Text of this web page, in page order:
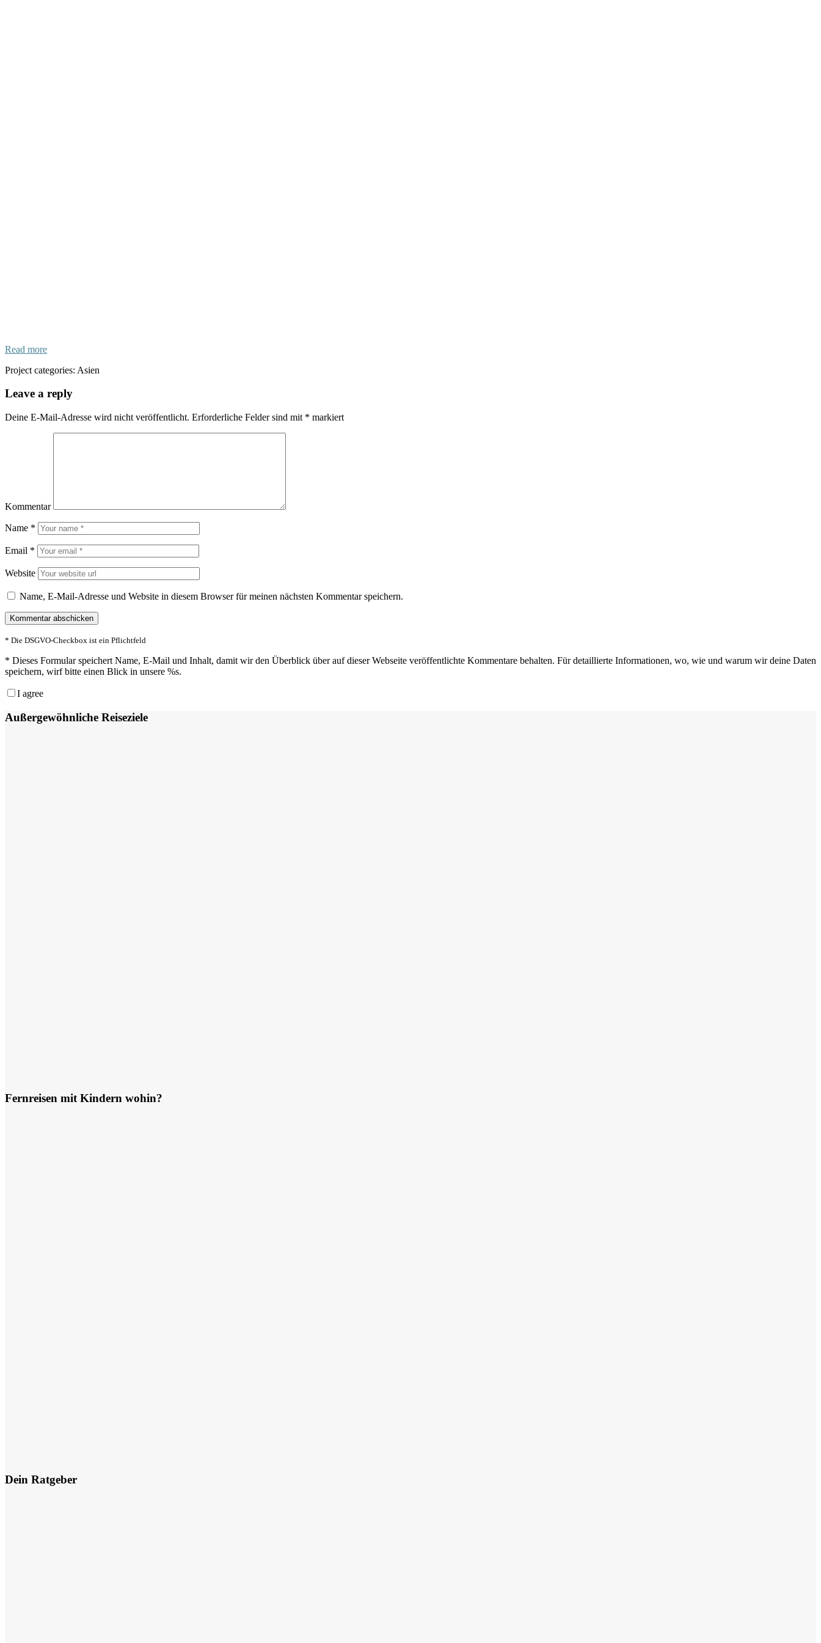
Read more
Project categories: Asien
Leave a reply
Deine E-Mail-Adresse wird nicht veröffentlicht. Erforderliche Felder sind mit * markiert
Kommentar
Name *
Email *
Website
Name, E-Mail-Adresse und Website in diesem Browser für meinen nächsten Kommentar speichern.
* Die DSGVO-Checkbox ist ein Pflichtfeld
* Dieses Formular speichert Name, E-Mail und Inhalt, damit wir den Überblick über auf dieser Webseite veröffentlichte Kommentare behalten. Für detaillierte Informationen, wo, wie und warum wir deine Daten
speichern, wirf bitte einen Blick in unsere %s.
I agree
Außergewöhnliche Reiseziele
Fernreisen mit Kindern wohin?
Dein Ratgeber